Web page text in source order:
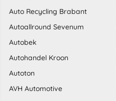
Auto Recycling Brabant
Autoallround Sevenum
Autobek
Autohandel Kroon
Autoton
AVH Automotive